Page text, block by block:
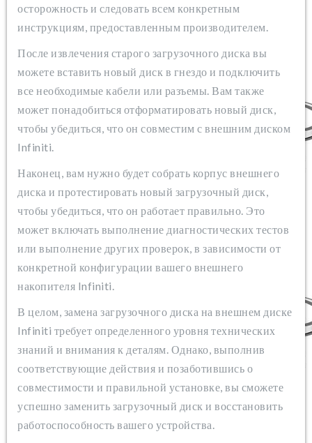
осторожность и следовать всем конкретным
инструкциям, предоставленным производителем.
После извлечения старого загрузочного диска вы
можете вставить новый диск в гнездо и подключить
все необходимые кабели или разъемы. Вам также
может понадобиться отформатировать новый диск,
чтобы убедиться, что он совместим с внешним диском
Infiniti.
Наконец, вам нужно будет собрать корпус внешнего
диска и протестировать новый загрузочный диск,
чтобы убедиться, что он работает правильно. Это
может включать выполнение диагностических тестов
или выполнение других проверок, в зависимости от
конкретной конфигурации вашего внешнего
накопителя Infiniti.
В целом, замена загрузочного диска на внешнем диске
Infiniti требует определенного уровня технических
знаний и внимания к деталям. Однако, выполнив
соответствующие действия и позаботившись о
совместимости и правильной установке, вы сможете
успешно заменить загрузочный диск и восстановить
работоспособность вашего устройства.